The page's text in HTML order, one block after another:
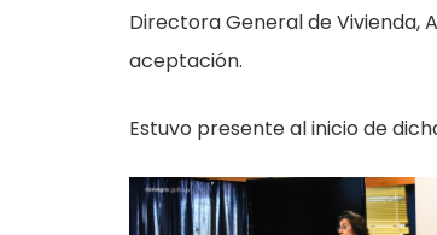
Directora General de Vivienda,
aceptación.
Estuvo presente al inicio de